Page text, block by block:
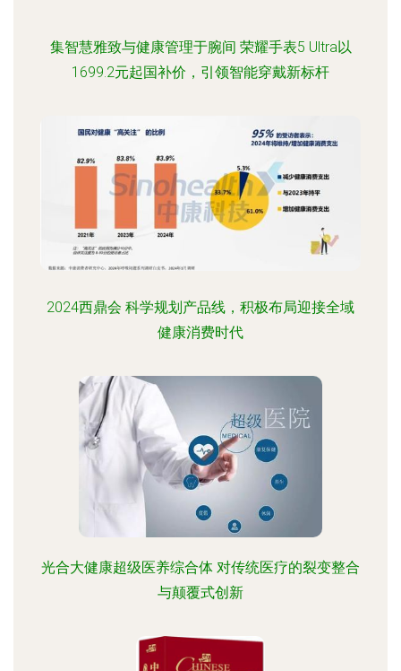
集智慧雅致与健康管理于腕间 荣耀手表5 Ultra以
1699.2元起国补价，引领智能穿戴新标杆
2024西鼎会 科学规划产品线，积极布局迎接全域
健康消费时代
光合大健康超级医养综合体 对传统医疗的裂变整合
与颠覆式创新